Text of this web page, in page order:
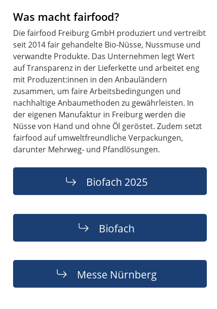
Was macht fairfood?
Die fairfood Freiburg GmbH produziert und vertreibt
seit 2014 fair gehandelte Bio-Nüsse, Nussmuse und
verwandte Produkte. Das Unternehmen legt Wert
auf Transparenz in der Lieferkette und arbeitet eng
mit Produzent:innen in den Anbauländern
zusammen, um faire Arbeitsbedingungen und
nachhaltige Anbaumethoden zu gewährleisten. In
der eigenen Manufaktur in Freiburg werden die
Nüsse von Hand und ohne Öl geröstet. Zudem setzt
fairfood auf umweltfreundliche Verpackungen,
darunter Mehrweg- und Pfandlösungen.
Biofach 2025
Biofach
Messe Nürnberg